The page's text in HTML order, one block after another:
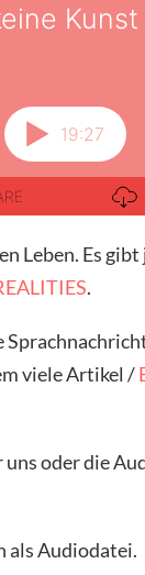
Leben. Es
.
viele Artikel /
oder die
als Audiodatei.